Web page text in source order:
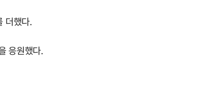
더했다.
응원했다.